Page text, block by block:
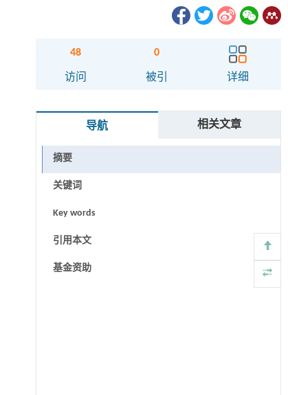
48
访问
0
被引 详细
导航 相关文章
摘要
关键词
Key words
引用本文
基金资助